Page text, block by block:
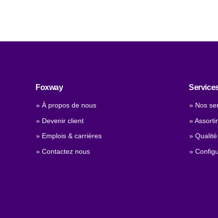
Foxway
» À propos de nous
» Devenir client
» Emplois & carrières
» Contactez nous
» Nos
»
»
»